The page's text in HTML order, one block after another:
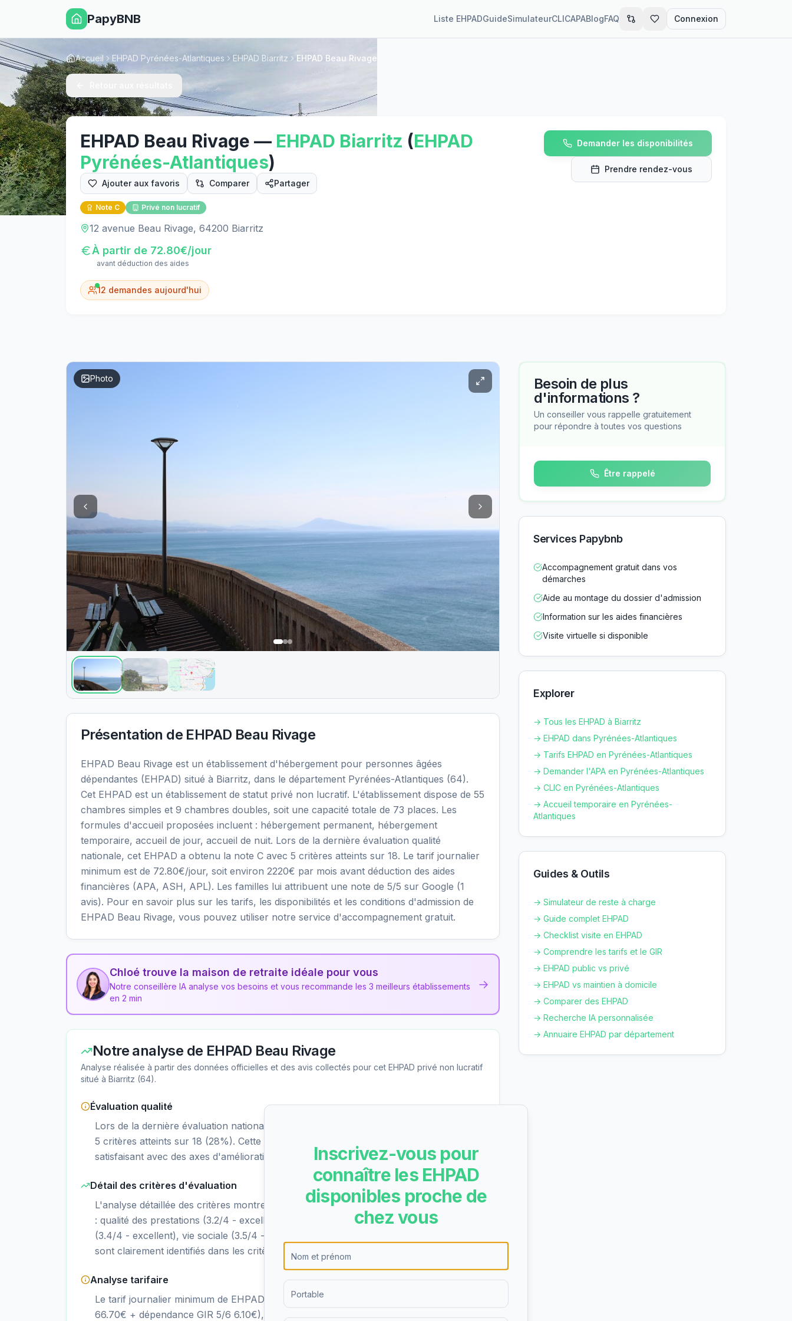
PapyBNB Liste EHPADGuideSimulateurCLICAPABlogFAQ Connexion
Accueil EHPAD Pyrénées-Atlantiques EHPAD Biarritz EHPAD Beau Rivage
EHPAD Beau Rivage — EHPAD Biarritz (EHPAD
Pyrénées-Atlantiques)
Ajouter aux favoris Comparer Partager
Note C Privé non lucratif
12 avenue Beau Rivage, 64200 Biarritz
À partir de 72.80€/jour
avant déduction des aides
12 demandes aujourd'hui
Demander les disponibilités
Prendre rendez-vous
Photo
Présentation de EHPAD Beau Rivage
EHPAD Beau Rivage est un établissement d'hébergement pour personnes âgées
dépendantes (EHPAD) situé à Biarritz, dans le département Pyrénées-Atlantiques (64).
Cet EHPAD est un établissement de statut privé non lucratif. L'établissement dispose de 55
chambres simples et 9 chambres doubles, soit une capacité totale de 73 places. Les
formules d'accueil proposées incluent : hébergement permanent, hébergement
temporaire, accueil de jour, accueil de nuit. Lors de la dernière évaluation qualité
nationale, cet EHPAD a obtenu la note C avec 5 critères atteints sur 18. Le tarif journalier
minimum est de 72.80€/jour, soit environ 2220€ par mois avant déduction des aides
financières (APA, ASH, APL). Les familles lui attribuent une note de 5/5 sur Google (1
avis). Pour en savoir plus sur les tarifs, les disponibilités et les conditions d'admission de
EHPAD Beau Rivage, vous pouvez utiliser notre service d'accompagnement gratuit.
Chloé trouve la maison de retraite idéale pour vous
Notre conseillère IA analyse vos besoins et vous recommande les 3 meilleurs établissements
en 2 min
→
Notre analyse de EHPAD Beau Rivage
Analyse réalisée à partir des données officielles et des avis collectés pour cet EHPAD privé non lucratif
situé à Biarritz (64).
Évaluation qualité
Lors de la dernière évaluation nationale, EHPAD Beau Rivage a obtenu la note C avec
5 critères atteints sur 18 (28%). Cette note moyenne indique un niveau de qualité
satisfaisant avec des axes d'amélioration identifiés.
Détail des critères d'évaluation
L'analyse détaillée des critères montre les résultats suivants pour EHPAD Beau Rivage
: qualité des prestations (3.2/4 - excellent), nutrition (3.5/4 - excellent), cadre de vie
(3.4/4 - excellent), vie sociale (3.5/4 - excellent). Les points forts de l'établissement
sont clairement identifiés dans les critères les mieux notés.
Analyse tarifaire
Le tarif journalier minimum de EHPAD Beau Rivage est de 72.80€/jour (hébergement
66.70€ + dépendance GIR 5/6 6.10€), soit environ 2220€ par mois avant déduction des
Besoin de plus
d'informations ?
Un conseiller vous rappelle gratuitement
pour répondre à toutes vos questions
Être rappelé
Services Papybnb
Accompagnement gratuit dans vos
démarches
Aide au montage du dossier d'admission
Information sur les aides financières
Visite virtuelle si disponible
Explorer
→ Tous les EHPAD à Biarritz
→ EHPAD dans Pyrénées-Atlantiques
→ Tarifs EHPAD en Pyrénées-Atlantiques
→ Demander l'APA en Pyrénées-Atlantiques
→ CLIC en Pyrénées-Atlantiques
→ Accueil temporaire en Pyrénées-
Atlantiques
Guides & Outils
→ Simulateur de reste à charge
→ Guide complet EHPAD
→ Checklist visite en EHPAD
→ Comprendre les tarifs et le GIR
→ EHPAD public vs privé
→ EHPAD vs maintien à domicile
→ Comparer des EHPAD
→ Recherche IA personnalisée
→ Annuaire EHPAD par département
Inscrivez-vous pour
connaître les EHPAD
disponibles proche de
chez vous